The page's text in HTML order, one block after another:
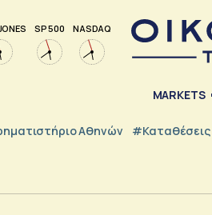
SP 500 NASDAQ
MARKETS
Αθηνών #Καταθέσεις